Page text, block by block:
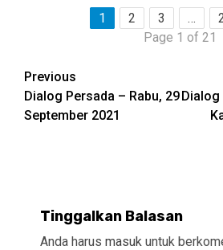
1 2 3 …
Page 1 of 21
Continue
Reading
Previous
Dialog Persada – Rabu, 29
September 2021
Dialog
Tinggalkan Balasan
Anda harus masuk untuk